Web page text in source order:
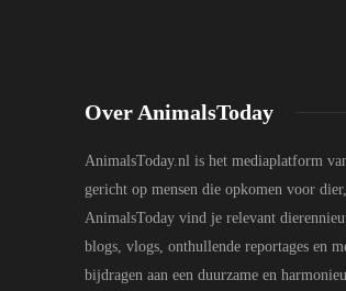
Over AnimalsToday
AnimalsToday.nl is het mediaplatform
gericht op mensen die opkomen voor
AnimalsToday vind je relevant
blogs, vlogs, onthullende reportages en
bijdragen aan een duurzame en